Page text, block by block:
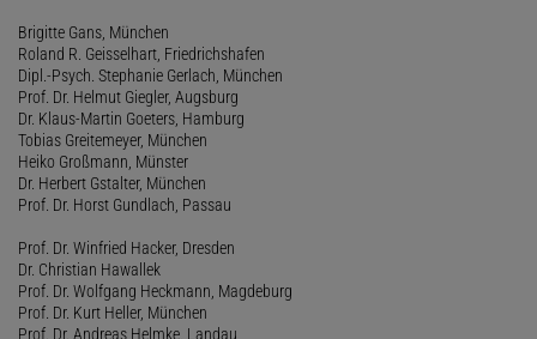
Brigitte Gans, München
Roland R. Geisselhart, Friedrichshafen
Dipl.-Psych. Stephanie Gerlach, München
Prof. Dr. Helmut Giegler, Augsburg
Dr. Klaus-Martin Goeters, Hamburg
Tobias Greitemeyer, München
Heiko Großmann, Münster
Dr. Herbert Gstalter, München
Prof. Dr. Horst Gundlach, Passau
Prof. Dr. Winfried Hacker, Dresden
Dr. Christian Hawallek
Prof. Dr. Wolfgang Heckmann, Magdeburg
Prof. Dr. Kurt Heller, München
Prof. Dr. Andreas Helmke, Landau